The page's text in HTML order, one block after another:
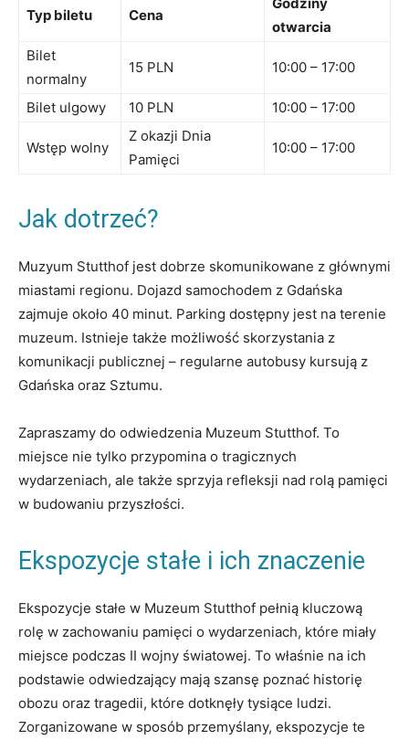
Typ biletu Cena
otwarcia
Bilet
normalny
15 ‍PLN 10:00 – 17:00
Bilet ulgowy 10 PLN 10:00 – ​17:00
Wstęp wolny
Z ⁢okazji Dnia
Pamięci
10:00 – 17:00
Jak dotrzeć?
Muzyum Stutthof jest dobrze skomunikowane z głównymi
miastami regionu.‍ Dojazd samochodem z Gdańska
zajmuje​ około 40 ⁣minut. Parking dostępny⁣ jest na terenie
muzeum. Istnieje ⁤także ‍możliwość skorzystania⁣ z
komunikacji‍ publicznej –​ regularne autobusy ‍kursują‍ z
Gdańska ⁤oraz Sztumu.
Zapraszamy do ‍odwiedzenia‌ Muzeum⁢ Stutthof.⁢ To ​
miejsce ⁣nie ​tylko przypomina o ⁢tragicznych
wydarzeniach, ⁣ale także sprzyja refleksji nad rolą pamięci
w ⁤budowaniu przyszłości.
Ekspozycje stałe i ich⁢ znaczenie
Ekspozycje stałe w Muzeum ​Stutthof pełnią kluczową
rolę w ​zachowaniu pamięci o wydarzeniach, które miały
miejsce podczas II wojny światowej. To właśnie na‍ ich
⁣podstawie odwiedzający mają szansę poznać historię
obozu oraz tragedii, które dotknęły tysiące ludzi.
Zorganizowane w sposób ⁢przemyślany, ekspozycje ‌te